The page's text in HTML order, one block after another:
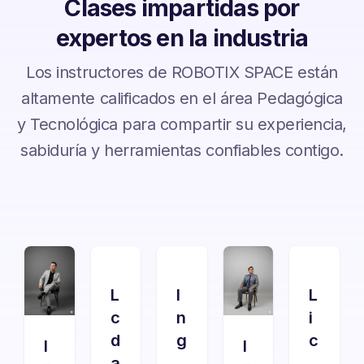
Clases impartidas por
expertos en la industria
Los instructores de ROBOTIX SPACE están
altamente calificados en el área Pedagógica
y Tecnológica para compartir su experiencia,
sabiduría y herramientas confiables contigo.
I
L
c
d
I
n
g
I
L
i
c